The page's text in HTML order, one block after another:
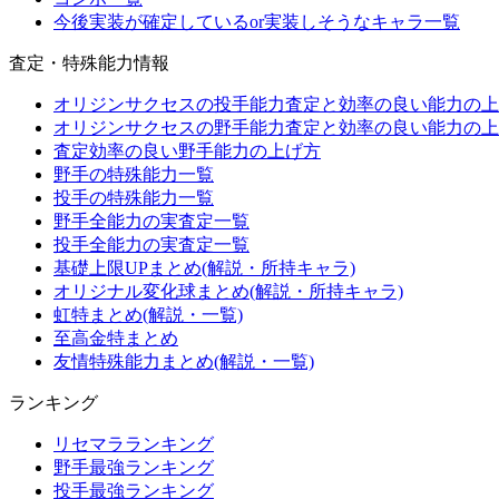
今後実装が確定しているor実装しそうなキャラ一覧
査定・特殊能力情報
オリジンサクセスの投手能力査定と効率の良い能力の
オリジンサクセスの野手能力査定と効率の良い能力の
査定効率の良い野手能力の上げ方
野手の特殊能力一覧
投手の特殊能力一覧
野手全能力の実査定一覧
投手全能力の実査定一覧
基礎上限UPまとめ(解説・所持キャラ)
オリジナル変化球まとめ(解説・所持キャラ)
虹特まとめ(解説・一覧)
至高金特まとめ
友情特殊能力まとめ(解説・一覧)
ランキング
リセマラランキング
野手最強ランキング
投手最強ランキング